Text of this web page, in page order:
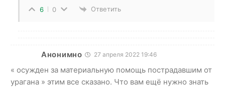
6 0 Ответить
Анонимно 27 апреля 2022 19:46
« осужден за материальную помощь пострадавшим от
урагана » этим все сказано. Что вам ещё нужно знать